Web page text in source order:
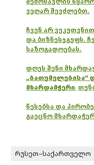
ვეღარ შევძლებთ.
ჩვენ არ
და ბიზნესჯგუფს.
საზოგადოებას.
დღეს შენი
„ბათუმელებისა“
მხარდამჭერი,
წესებსა და
გაეცნო
რუსეთ–საქართველო